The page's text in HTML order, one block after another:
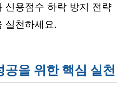
신용점수 하락 방지 전략
실천하세요.
공을 위한 핵심 실천